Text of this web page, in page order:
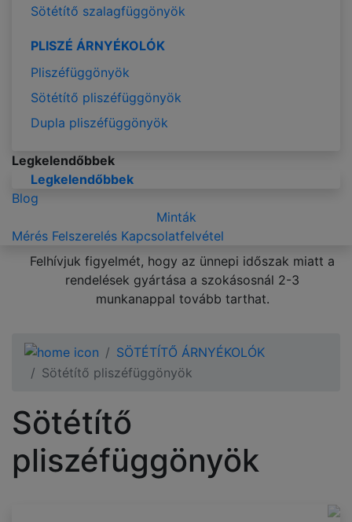
Sötétítő szalagfüggönyök
PLISZÉ ÁRNYÉKOLÓK
Pliszéfüggönyök
Sötétítő pliszéfüggönyök
Dupla pliszéfüggönyök
Legkelendőbbek
Legkelendőbbek
Blog
Minták
Mérés Felszerelés Kapcsolatfelvétel
Felhívjuk figyelmét, hogy az ünnepi időszak miatt a
rendelések gyártása a szokásosnál 2-3
munkanappal tovább tarthat.
SÖTÉTÍTŐ ÁRNYÉKOLÓK
Sötétítő pliszéfüggönyök
Sötétítő
pliszéfüggönyök